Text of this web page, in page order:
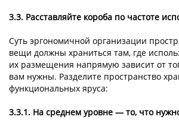
3.3. Расставляйте короба по частоте
Суть эргономичной организации
вещи должны храниться там, где
их размещения напрямую зависит от
вам нужны. Разделите пространство
функциональных яруса:
3.3.1. На среднем уровне — то, что